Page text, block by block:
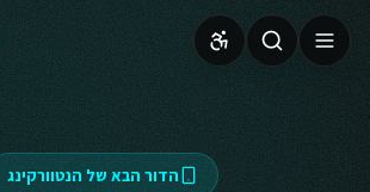
הדור הבא של הנטוורקינג